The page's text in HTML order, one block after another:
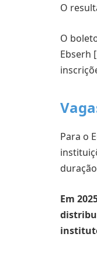
O
O
Ebserh
Para o
Em